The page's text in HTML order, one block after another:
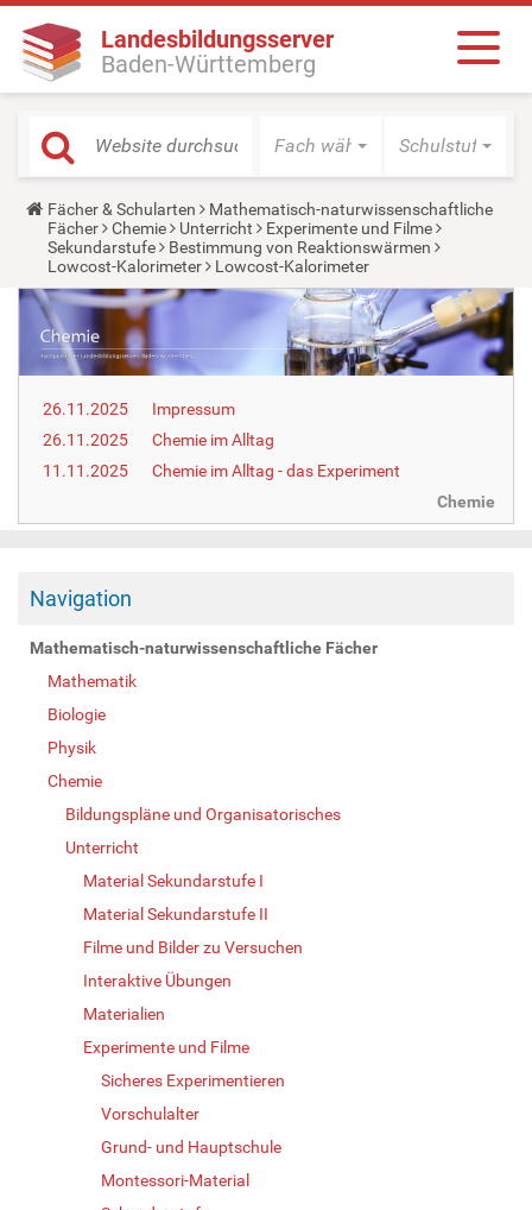
Landesbildungsserver
Baden-Württemberg
Fach wählen Schulstufe
Y
o
u
a
r
e
h
e
r
e
Fächer & Schularten
Mathematisch-naturwissenschaftliche
Fächer
Chemie Unterricht
Experimente und Filme
Sekundarstufe
Bestimmung von Reaktionswärmen
Lowcost-Kalorimeter
Lowcost-Kalorimeter
26.11.2025
Impressum
26.11.2025
Chemie im Alltag
11.11.2025
Chemie im Alltag - das Experiment
Chemie
Navigation
Mathematisch-naturwissenschaftliche Fächer
Mathematik
Biologie
Physik
Chemie
Bildungspläne und Organisatorisches
Unterricht
Material Sekundarstufe I
Material Sekundarstufe II
Filme und Bilder zu Versuchen
Interaktive Übungen
Materialien
Experimente und Filme
Sicheres Experimentieren
Vorschulalter
Grund- und Hauptschule
Montessori-Material